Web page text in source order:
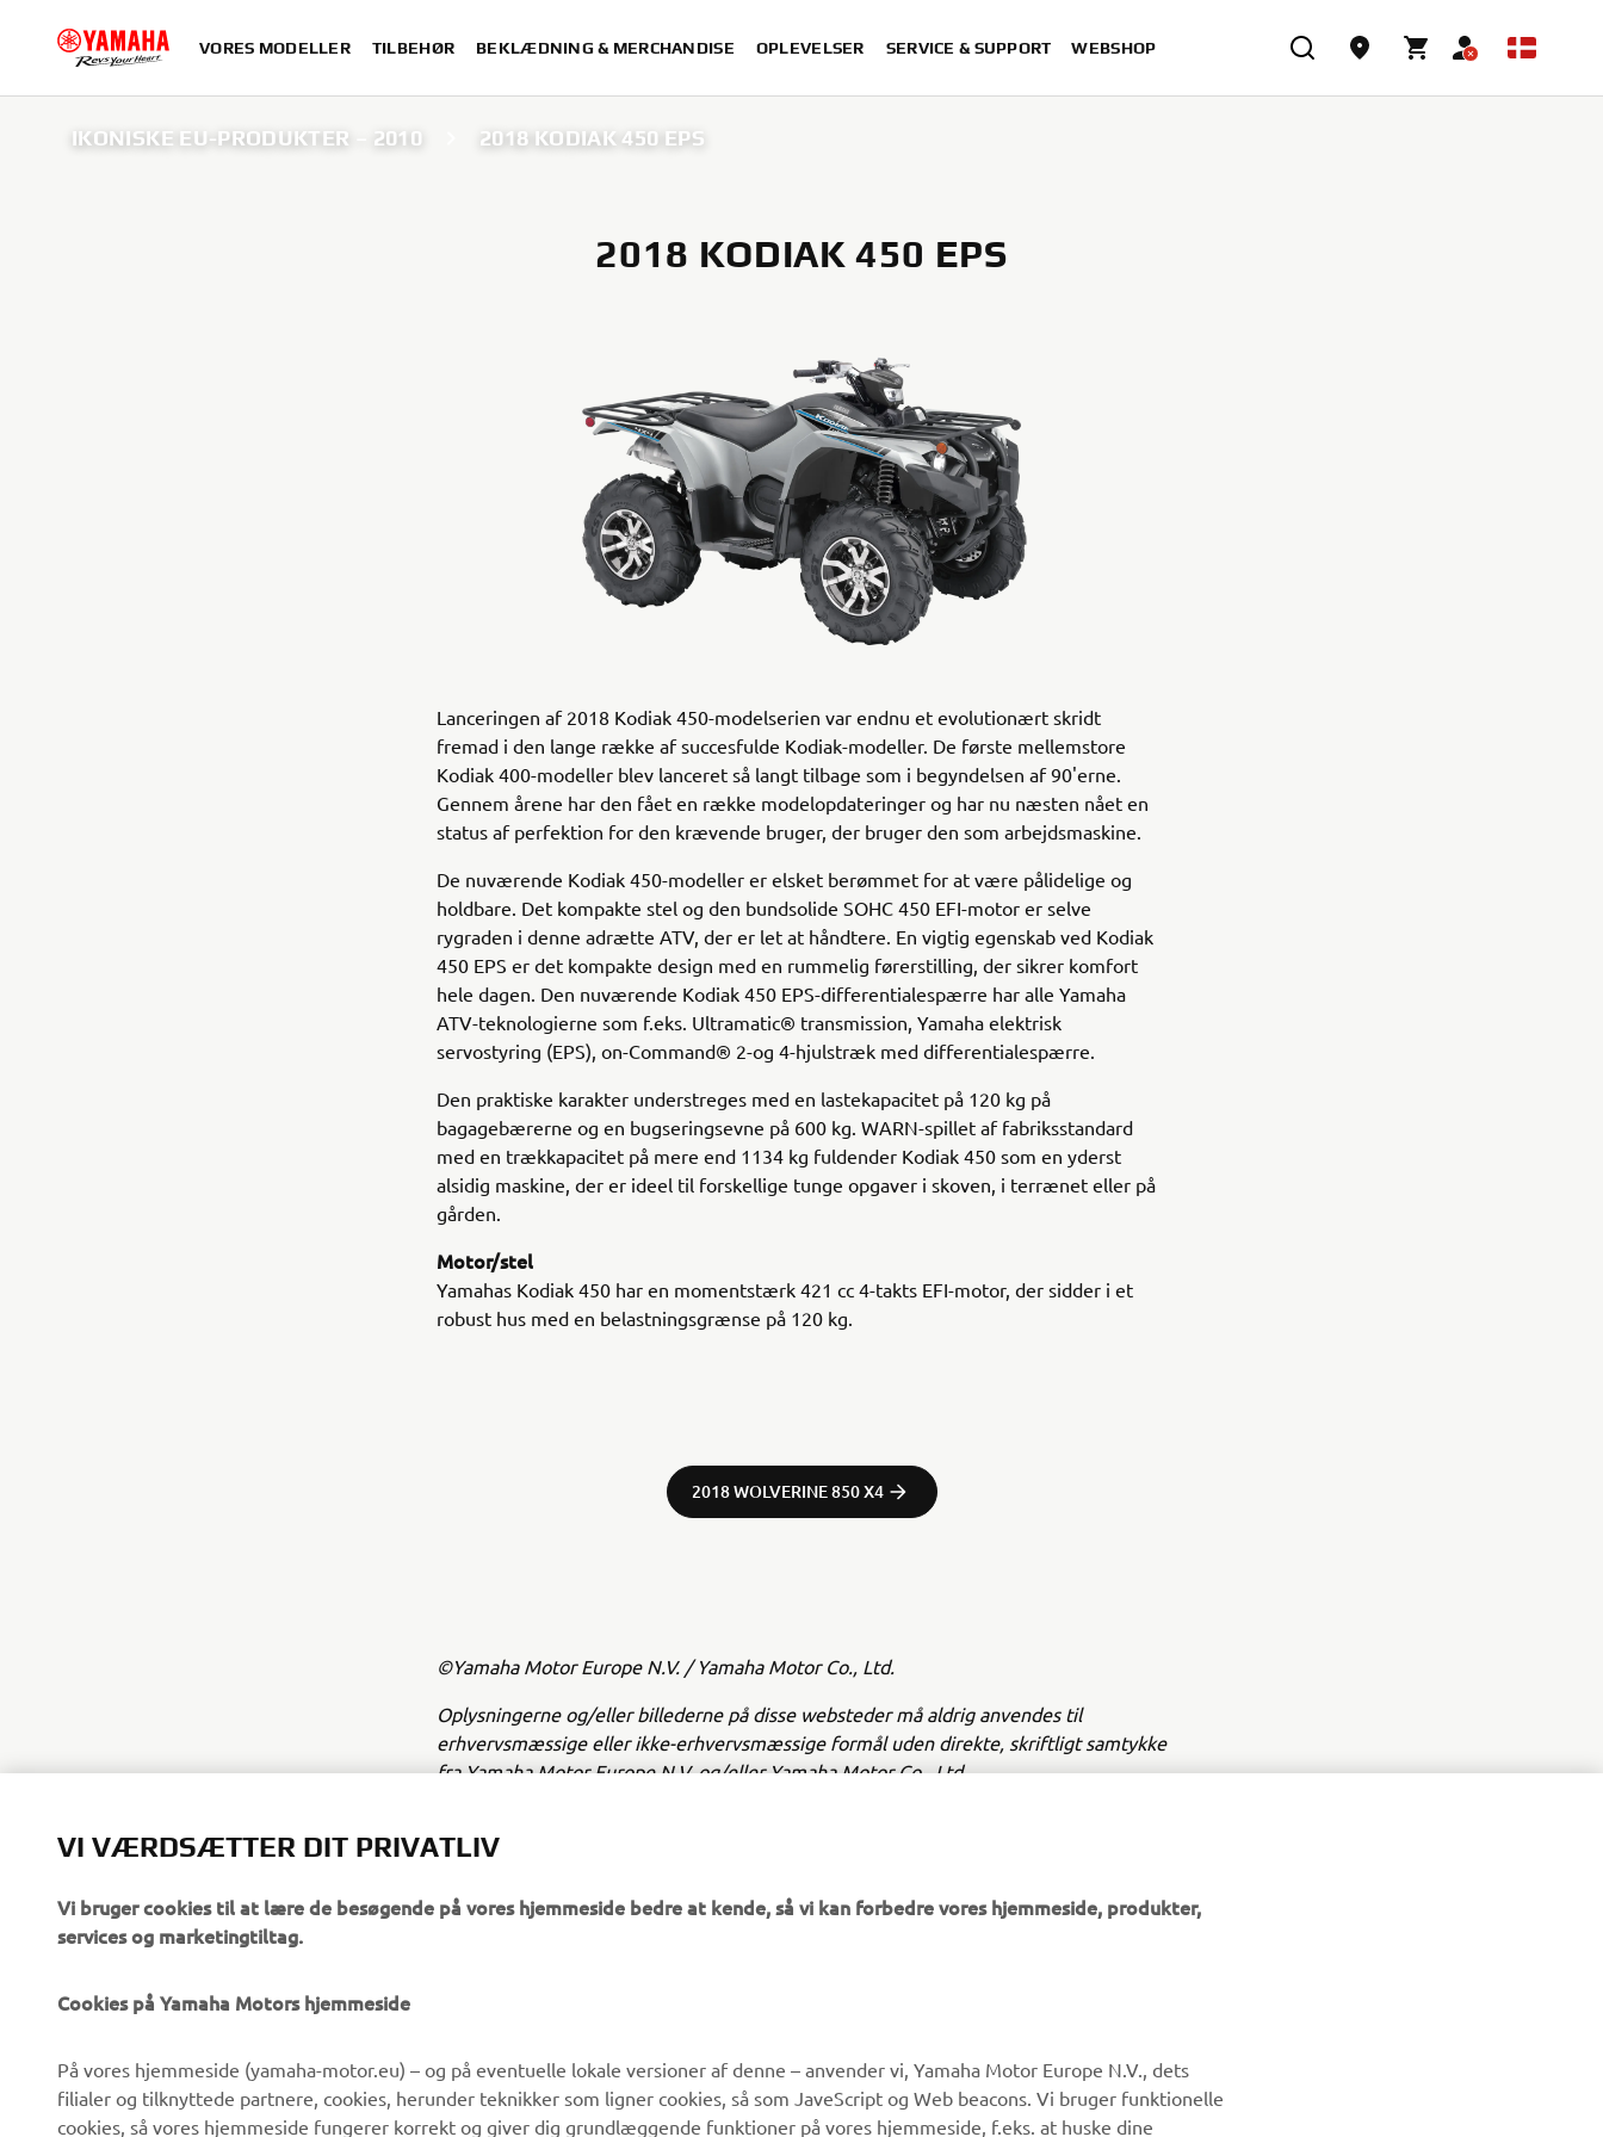
VORES MODELLER TILBEHØR BEKLÆDNING & MERCHANDISE OPLEVELSER SERVICE & SUPPORT WEBSHOP
IKONISKE EU-PRODUKTER – 2010 2018 KODIAK 450 EPS
2018 KODIAK 450 EPS
Lanceringen af 2018 Kodiak 450-modelserien var endnu et evolutionært skridt
fremad i den lange række af succesfulde Kodiak-modeller. De første mellemstore
Kodiak 400-modeller blev lanceret så langt tilbage som i begyndelsen af 90'erne.
Gennem årene har den fået en række modelopdateringer og har nu næsten nået en
status af perfektion for den krævende bruger, der bruger den som arbejdsmaskine.
De nuværende Kodiak 450-modeller er elsket berømmet for at være pålidelige og
holdbare. Det kompakte stel og den bundsolide SOHC 450 EFI-motor er selve
rygraden i denne adrætte ATV, der er let at håndtere. En vigtig egenskab ved Kodiak
450 EPS er det kompakte design med en rummelig førerstilling, der sikrer komfort
hele dagen. Den nuværende Kodiak 450 EPS-differentialespærre har alle Yamaha
ATV-teknologierne som f.eks. Ultramatic® transmission, Yamaha elektrisk
servostyring (EPS), on-Command® 2-og 4-hjulstræk med differentialespærre.
Den praktiske karakter understreges med en lastekapacitet på 120 kg på
bagagebærerne og en bugseringsevne på 600 kg. WARN-spillet af fabriksstandard
med en trækkapacitet på mere end 1134 kg fuldender Kodiak 450 som en yderst
alsidig maskine, der er ideel til forskellige tunge opgaver i skoven, i terrænet eller på
gården.
Motor/stel
Yamahas Kodiak 450 har en momentstærk 421 cc 4-takts EFI-motor, der sidder i et
robust hus med en belastningsgrænse på 120 kg.
2018 WOLVERINE 850 X4
©Yamaha Motor Europe N.V. / Yamaha Motor Co., Ltd.
Oplysningerne og/eller billederne på disse websteder må aldrig anvendes til
erhvervsmæssige eller ikke-erhvervsmæssige formål uden direkte, skriftligt samtykke
fra Yamaha Motor Europe N.V. og/eller Yamaha Motor Co., Ltd.
Om os
eBike systemer
MyYamaha
Kundeservice
Vær den første til at få besked om de seneste tilbud, særlige
arrangementer, nye udgivelser og meget mere.
VI VÆRDSÆTTER DIT PRIVATLIV
Vi bruger cookies til at lære de besøgende på vores hjemmeside bedre at kende, så vi kan forbedre vores hjemmeside, produkter,
services og marketingtiltag.
Cookies på Yamaha Motors hjemmeside
På vores hjemmeside (yamaha-motor.eu) – og på eventuelle lokale versioner af denne – anvender vi, Yamaha Motor Europe N.V., dets
filialer og tilknyttede partnere, cookies, herunder teknikker som ligner cookies, så som JaveScript og Web beacons. Vi bruger funktionelle
cookies, så vores hjemmeside fungerer korrekt og giver dig grundlæggende funktioner på vores hjemmeside, f.eks. at huske dine